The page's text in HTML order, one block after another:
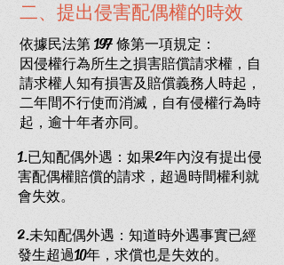
二、提出侵害配偶權的時效
依據民法第 197 條第一項規定：
因侵權行為所生之損害賠償請求權，自
請求權人知有損害及賠償義務人時起，
二年間不行使而消滅，自有侵權行為時
起，逾十年者亦同。
1.已知配偶外遇：如果2年內沒有提出侵
害配偶權賠償的請求，超過時間權利就
會失效。
2.未知配偶外遇：知道時外遇事實已經
發生超過10年，求償也是失效的。